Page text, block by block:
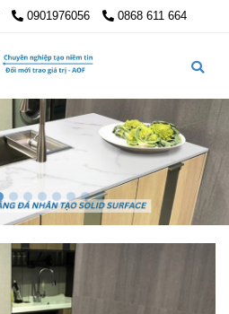
0901976056 0868 611 664